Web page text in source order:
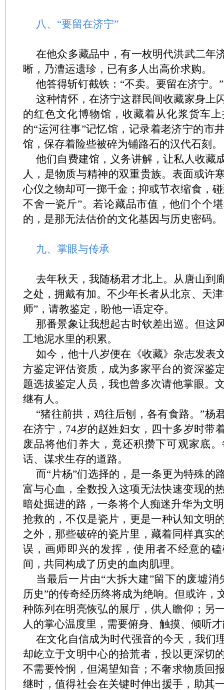
八、“要留在济宁”
在他众多藏品中，有一枚明代洪武二年
晰，乃漕运遗珍，已有多人出高价求购。
他答得斩钉截铁：“不卖。要留在济宁。”
这种情怀，在济宁这群民间收藏家身上
的红色文化博物馆，收藏着从化浆货车
的“运河往事”记忆馆，记录着老济宁的市
馆，保存着险些被碎为铺路石的汉代石刻。
他们自费建馆，义务讲解，让私人收藏
人，是物质与精神的双重贵族。表面或许
心仪之物却可一掷千金；抑或节衣缩食，
不舍一瓷斤”。若论藏品市值，他们个个
的，是那无法估价的文化基因与历史密码。
九、掌眼与传承
去年秋天，我随杨君才北上。从唐山到
之处，拥戴有加。不少年长者从北京、天
师”，请教鉴定，盼他一语定夺。
那番景象让我想起古时钦差出巡。但这
工地泥水里的积累。
如今，他十八岁便在《收藏》杂志发表
方鉴定评估资质，成为多家平台的资深鉴
题选拔鉴定人员，我也曾多次请他掌眼。
继有人。
“猪往前拱，鸡往后刨，各有食路。”杨
在济宁，74岁的赵姓妇女，四十多岁时带
废品将他们养大，竟还积攒下可观家底
话、谋求生存的道路。
而“片杨”们选择的，是一条更为特殊的
富与心血，全数投入这项无法快速变现的
暗处掘进的路，一条将个人痴迷升华为文
抢救的，不仅是瓷片，更是一种认知文
之外，那些破碎的瓷片里，藏着同样真实
误，画师即兴的发挥，使用者不经意的
间，共同构成了历史的血肉肌理。
当最后一片由“大拆大建”留下的废墟
历史”的传奇经历终将成为绝响。但或许，
种陈列在明亮恢弘的展厅，供人瞻仰；另
人的掌心温度里，需要俯身、触摸、倾听
在文化自信成为时代强音的今天，我们
却屹立于文明中心的拾荒者，投以更深切
不需要怜悯，但渴望知音；不奢求物质回
继时，值得社会在关键时伸出援手，助